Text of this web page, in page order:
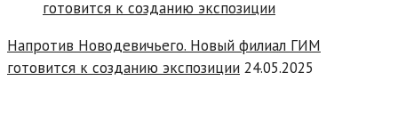
Напротив Новодевичьего. Новый филиал ГИМ
готовится к созданию экспозиции 24.05.2025